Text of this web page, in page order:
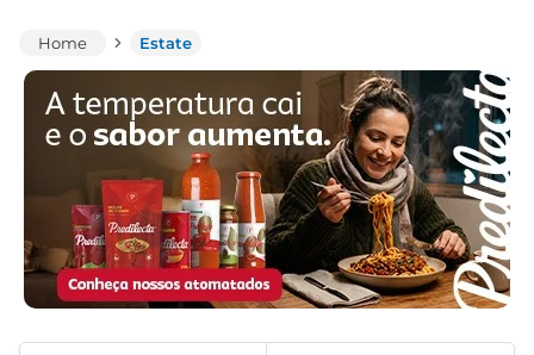
Estate
carne
café
arroz
azeite
biscoito